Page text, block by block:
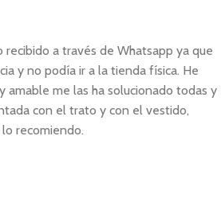
a través de Whatsapp ya que
y no podía ir a la tienda física. He
amable me las ha solucionado todas y
con el trato y con el vestido,
recomiendo.